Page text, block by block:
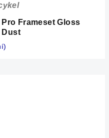
Frameset Gloss
Dust